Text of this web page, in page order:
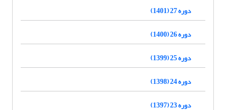
دوره 27 (1401)
دوره 26 (1400)
دوره 25 (1399)
دوره 24 (1398)
دوره 23 (1397)